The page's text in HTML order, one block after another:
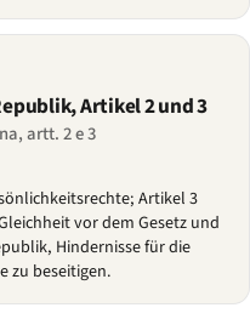
Artikel 2 und 3
artt. 2 e 3
Artikel 3
vor dem Gesetz und
Hindernisse für die
zu beseitigen.